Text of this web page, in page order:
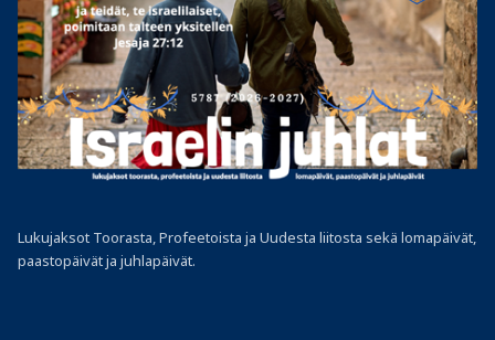
Lukujaksot Toorasta, Profeetoista ja Uudesta liitosta sekä lomapäivät,
paastopäivät ja juhlapäivät.